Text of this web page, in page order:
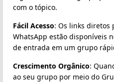
com o tópico.
Fácil Acesso: Os links diretos
WhatsApp estão disponíveis
de entrada em um grupo
Crescimento Orgânico:
ao seu grupo por meio do